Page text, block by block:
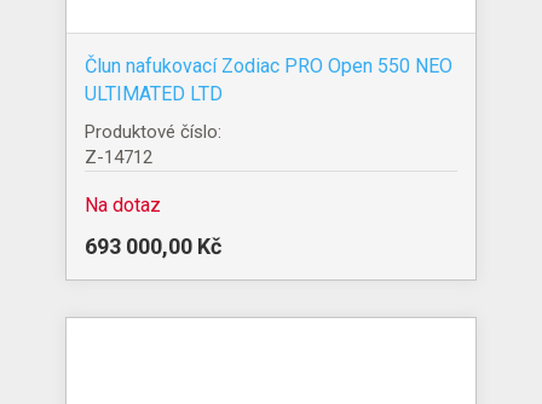
Člun nafukovací Zodiac PRO Open 550 NEO
ULTIMATED LTD
Produktové číslo:
Z-14712
Na dotaz
693 000,00 Kč